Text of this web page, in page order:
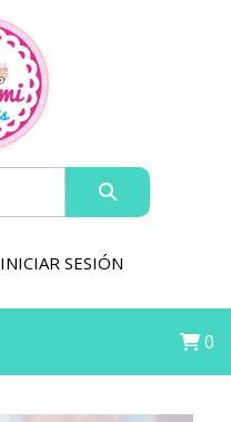
INICIAR SESIÓN
0